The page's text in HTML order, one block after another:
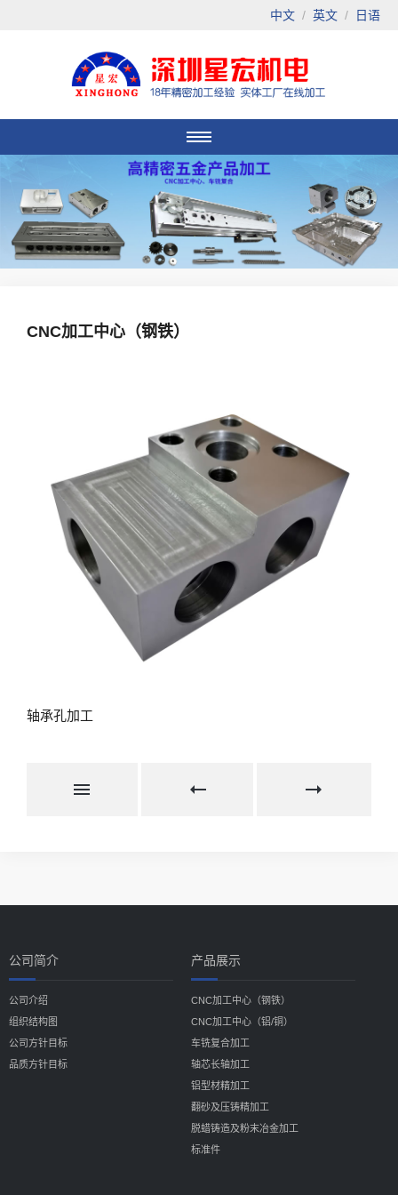
中文 / 英文 / 日语
CNC加工中心（钢铁）
轴承孔加工
公司简介
公司介绍
组织结构图
公司方针目标
品质方针目标
产品展示
CNC加工中心（钢铁）
CNC加工中心（铝/铜）
车铣复合加工
轴芯长轴加工
铝型材精加工
翻砂及压铸精加工
脱蜡铸造及粉末冶金加工
标准件